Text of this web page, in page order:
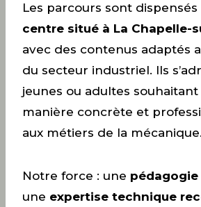
Les parcours sont dispensés
centre situé à La Chapelle-
avec des contenus adaptés
du secteur industriel. Ils
jeunes ou adultes
manière concrète et
aux métiers de la mécanique.
Notre force : une
une expertise technique